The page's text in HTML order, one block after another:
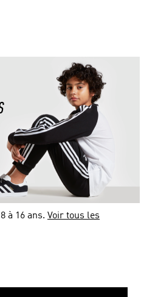
à 16 ans. Voir tous les